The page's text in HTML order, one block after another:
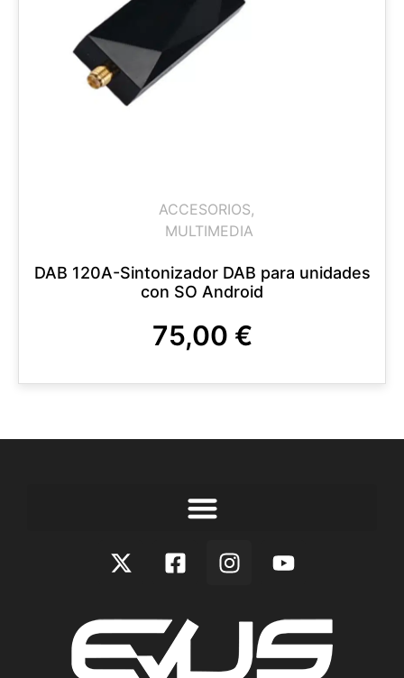
ACCESORIOS,
MULTIMEDIA
DAB 120A-Sintonizador DAB para unidades
con SO Android
75,00 €